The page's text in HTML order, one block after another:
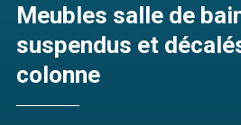
Meubles salle de
suspendus et
colonne